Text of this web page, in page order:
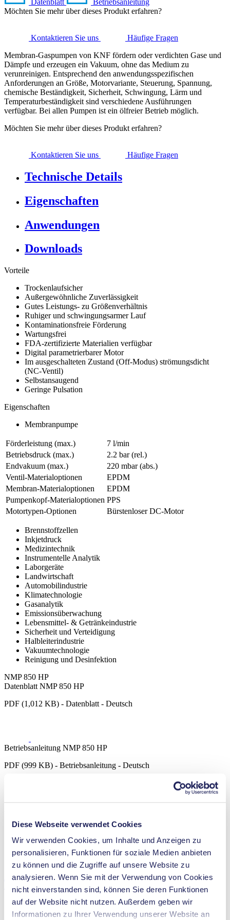
Diese Webseite verwendet Cookies
Wir verwenden Cookies, um Inhalte und Anzeigen zu
personalisieren, Funktionen für soziale Medien anbieten
zu können und die Zugriffe auf unsere Website zu
analysieren. Wenn Sie mit der Verwendung von Cookies
nicht einverstanden sind, können Sie deren Funktionen
auf der Website nicht nutzen. Außerdem geben wir
Informationen zu Ihrer Verwendung unserer Website an
Möchten Sie mehr über dieses Produkt erfahren?
Kontaktieren Sie uns
Häufige Fragen
Membran-Gaspumpen von KNF fördern oder verdichten Gase und
Dämpfe und erzeugen ein Vakuum, ohne das Medium zu
verunreinigen. Entsprechend den anwendungsspezifischen
Anforderungen an Größe, Motorvariante, Steuerung, Spannung,
chemische Beständigkeit, Sicherheit, Schwingung, Lärm und
Temperaturbeständigkeit sind verschiedene Ausführungen
verfügbar. Bei allen Pumpen ist ein ölfreier Betrieb möglich.
Möchten Sie mehr über dieses Produkt erfahren?
Kontaktieren Sie uns Häufige Fragen
Technische Details
Eigenschaften
Anwendungen
Downloads
Vorteile
Trockenlaufsicher
Außergewöhnliche Zuverlässigkeit
Gutes Leistungs- zu Größenverhältnis
Ruhiger und schwingungsarmer Lauf
Kontaminationsfreie Förderung
Wartungsfrei
FDA-zertifizierte Materialien verfügbar
Digital parametrierbarer Motor
Im ausgeschalteten Zustand (Off-Modus) strömungsdicht
(NC-Ventil)
Selbstansaugend
Geringe Pulsation
Eigenschaften
Membranpumpe
Förderleistung (max.)
7 l/min
Betriebsdruck (max.)
2.2 bar (rel.)
Endvakuum (max.)
220 mbar (abs.)
Ventil-Materialoptionen
EPDM
Membran-Materialoptionen
EPDM
Pumpenkopf‑Materialoptionen PPS
Motortypen-Optionen
Bürstenloser DC-Motor
Brennstoffzellen
Inkjetdruck
Medizintechnik
Instrumentelle Analytik
Laborgeräte
Landwirtschaft
Automobilindustrie
Klimatechnologie
Gasanalytik
Emissionsüberwachung
Lebensmittel- & Getränkeindustrie
Sicherheit und Verteidigung
Halbleiterindustrie
Vakuumtechnologie
Reinigung und Desinfektion
NMP 850 HP
Datenblatt NMP 850 HP
PDF (1,012 KB) - Datenblatt - Deutsch
Betriebsanleitung NMP 850 HP
PDF (999 KB) - Betriebsanleitung - Deutsch
ZIP (24 MB) - CAD-Datei - Deutsch
Technische Details